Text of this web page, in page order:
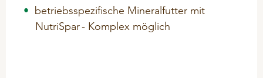
betriebsspezifische Mineralfutter mit
NutriSpar- Komplex möglich